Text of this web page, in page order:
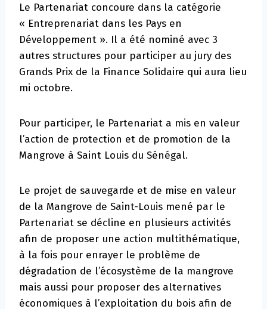
Le Partenariat concoure dans la catégorie
« Entreprenariat dans les Pays en
Développement ». Il a été nominé avec 3
autres structures pour participer au jury des
Grands Prix de la Finance Solidaire qui aura lieu
mi octobre.
Pour participer, le Partenariat a mis en valeur
l’action de protection et de promotion de la
Mangrove à Saint Louis du Sénégal.
Le projet de sauvegarde et de mise en valeur
de la Mangrove de Saint-Louis mené par le
Partenariat se décline en plusieurs activités
afin de proposer une action multithématique,
à la fois pour enrayer le problème de
dégradation de l’écosystème de la mangrove
mais aussi pour proposer des alternatives
économiques à l’exploitation du bois afin de